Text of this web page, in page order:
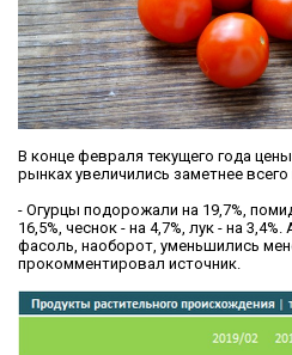
В конце февраля текущего года
рынках увеличились заметнее
- Огурцы подорожали на 19,7%,
16,5%, чеснок - на 4,7%, лук - на
фасоль, наоборот, уменьшились
прокомментировал источник.